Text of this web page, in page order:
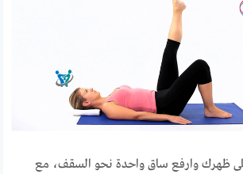
ظهرك وارفع ساق واحدة نحو السقف، مع